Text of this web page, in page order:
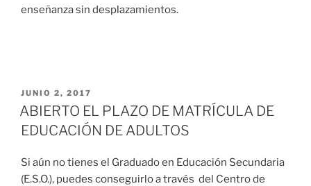
enseñanza sin desplazamientos.
JUNIO 2, 2017
ABIERTO EL PLAZO DE MATRÍCULA DE
EDUCACIÓN DE ADULTOS
Si aún no tienes el Graduado en Educación Secundaria
(E.S.O.), puedes conseguirlo a través del Centro de